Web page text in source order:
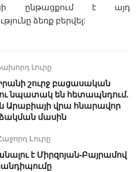
ընթացքում է այդ
ձեռք բերվել:
Լուրը
շուրջ բացասական
նպատակ են հետապնդում.
Արաբիայի վրա հնարավոր
մասին
Lուրը
է Միրզոյան-Բայրամով